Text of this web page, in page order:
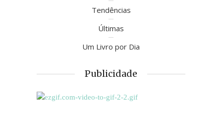
Tendências
Últimas
Um Livro por Dia
Publicidade